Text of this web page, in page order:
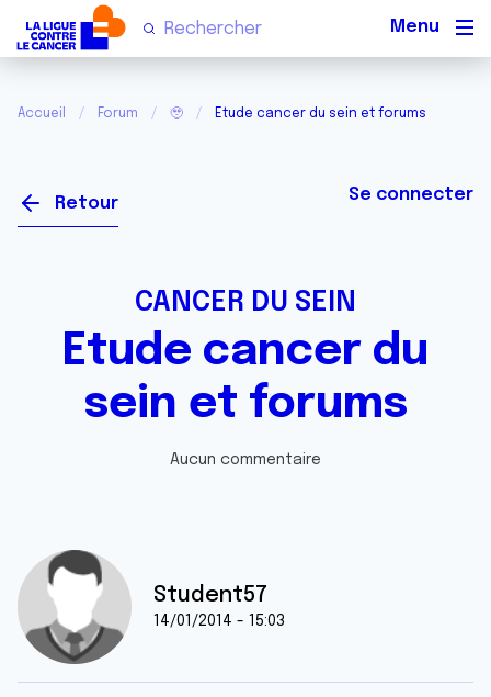
Accueil Forum 🥹 Etude cancer du sein et forums
Retour Se connecter
CANCER DU SEIN
Etude cancer du
sein et forums
Aucun commentaire
Student57
14/01/2014 - 15:03